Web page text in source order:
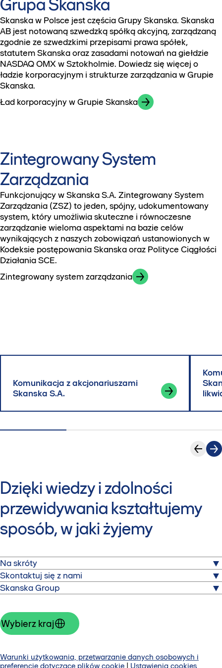
Grupa Skanska
Skanska w Polsce jest częścia Grupy Skanska. Skanska
AB jest notowaną szwedzką spółką akcyjną, zarządzaną
zgodnie ze szwedzkimi przepisami prawa spółek,
statutem Skanska oraz zasadami notowań na giełdzie
NASDAQ OMX w Sztokholmie. Dowiedz się więcej o
ładzie korporacyjnym i strukturze zarządzania w Grupie
Skanska.
Ład korporacyjny w Grupie Skanska
Zintegrowany System
Zarządzania
Funkcjonujący w Skanska S.A. Zintegrowany System
Zarządzania (ZSZ) to jeden, spójny, udokumentowany
system, który umożliwia skuteczne i równoczesne
zarządzanie wieloma aspektami na bazie celów
wynikających z naszych zobowiązań ustanowionych w
Kodeksie postępowania Skanska oraz Polityce Ciągłości
Działania SCE.
Zintegrowany system zarządzania
Komunikacja z akcjonariuszami
Skanska S.A.
Dzięki wiedzy i zdolności
przewidywania kształtujemy
sposób, w jaki żyjemy
Na skróty
O nas
Zbuduj z nami
Nieruchomości komercyjne
Dla dostawców
Skontaktuj się z nami
Aleja „Solidarności” 173
+48 22 561 30 00
Skanska Group
Investors
Wybierz kraj
Warunki użytkowania, przetwarzanie danych osobowych i
preferencje dotyczące plików cookie | Ustawienia cookies